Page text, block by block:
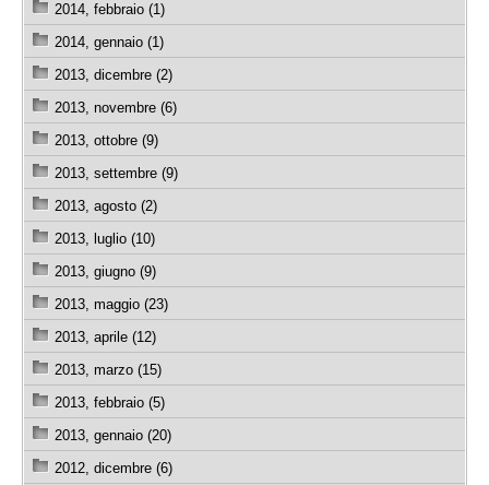
2014, febbraio (1)
2014, gennaio (1)
2013, dicembre (2)
2013, novembre (6)
2013, ottobre (9)
2013, settembre (9)
2013, agosto (2)
2013, luglio (10)
2013, giugno (9)
2013, maggio (23)
2013, aprile (12)
2013, marzo (15)
2013, febbraio (5)
2013, gennaio (20)
2012, dicembre (6)